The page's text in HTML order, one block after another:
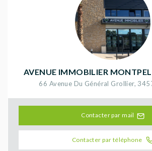
AVENUE IMMOBILIER
66 Avenue Du Général Grollier,
Contacter par mail
Contacter par téléphone